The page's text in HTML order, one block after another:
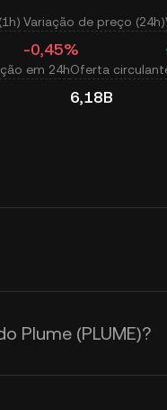
Variação de preço (24h)
-0,45%
em 24hOferta
6,18B
em tempo
afetado pela
Plume (PLUME)?